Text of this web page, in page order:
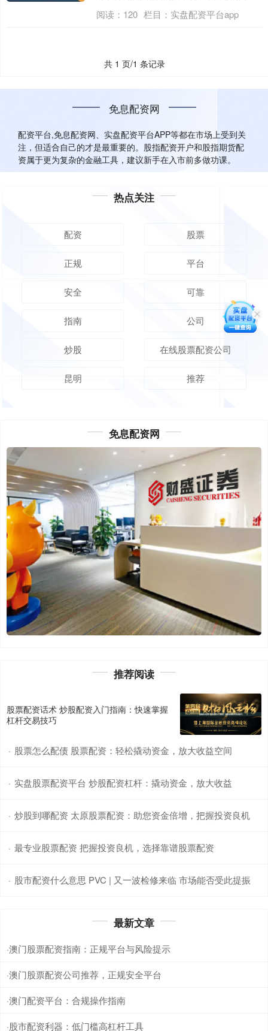
之一就....
阅读： 120 栏目： 实盘配资平台app
共 1 页/1 条记录
免息配资网
配资平台,免息配资网、实盘配资平台APP等都在市场上受到关
注，但适合自己的才是最重要的。股指配资开户和股指期货配
资属于更为复杂的金融工具，建议新手在入市前多做功课。
热点关注
配资 股票
正规 平台
安全 可靠
指南 公司
炒股 在线股票配资公司
昆明 推荐
免息配资网
推荐阅读
股票配资话术 炒股配资入门指南：快速掌握
杠杆交易技巧
· 股票怎么配债 股票配资：轻松撬动资金，放大收益空间
· 实盘股票配资平台 炒股配资杠杆：撬动资金，放大收益
· 炒股到哪配资 太原股票配资：助您资金倍增，把握投资良机
· 最专业股票配资 把握投资良机，选择靠谱股票配资
· 股市配资什么意思 PVC | 又一波检修来临 市场能否受此提振
最新文章
·澳门股票配资指南：正规平台与风险提示
·澳门股票配资公司推荐，正规安全平台
·澳门配资平台：合规操作指南
·股市配资利器：低门槛高杠杆工具